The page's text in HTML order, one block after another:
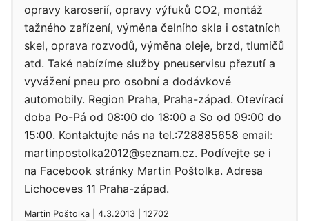
opravy karoserií, opravy výfuků CO2, montáž
tažného zařízení, výměna čelního skla i ostatních
skel, oprava rozvodů, výměna oleje, brzd, tlumičů
atd. Také nabízíme služby pneuservisu přezutí a
vyvážení pneu pro osobní a dodávkové
automobily. Region Praha, Praha-západ. Otevírací
doba Po-Pá od 08:00 do 18:00 a So od 09:00 do
15:00. Kontaktujte nás na tel.:728885658 email:
martinpostolka2012@seznam.cz. Podívejte se i
na Facebook stránky Martin Poštolka. Adresa
Lichoceves 11 Praha-západ.
Martin Poštolka | 4.3.2013 | 12702